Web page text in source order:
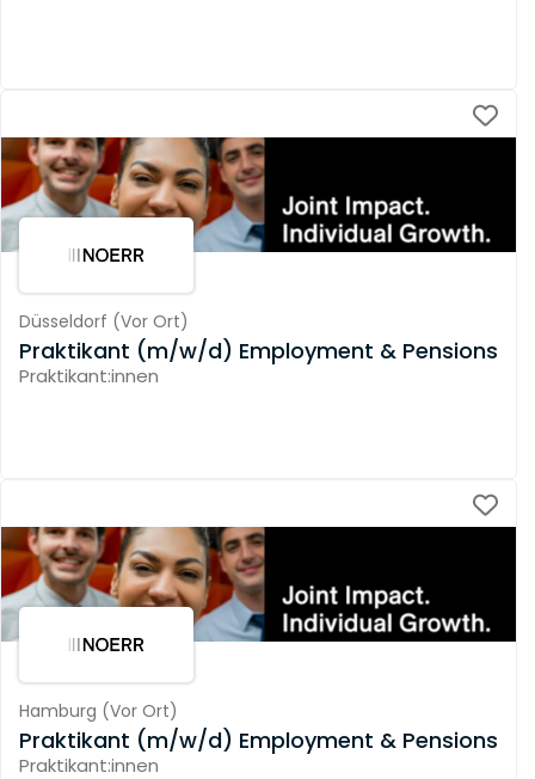
Düsseldorf (Vor Ort)
Praktikant (m/w/d) Employment & Pensions
Praktikant:innen
Hamburg (Vor Ort)
Praktikant (m/w/d) Employment & Pensions
Praktikant:innen